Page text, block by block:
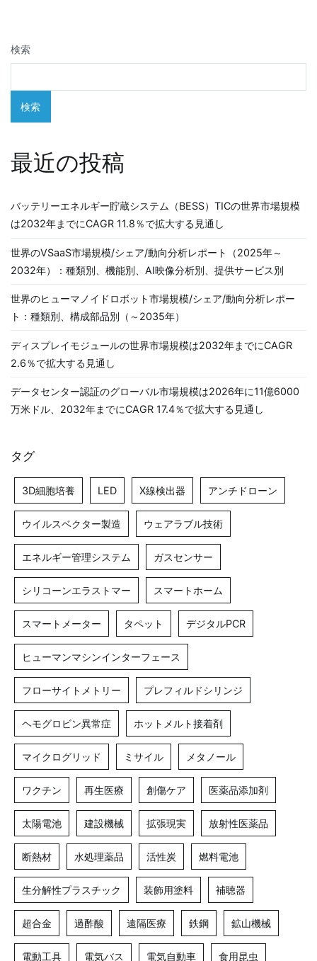
ー
シ
ョ
ン
検索
検索
最近の投稿
バッテリーエネルギー貯蔵システム（BESS）TICの世界市場規模
は2032年までにCAGR 11.8％で拡大する見通し
世界のVSaaS市場規模/シェア/動向分析レポート（2025年～
2032年）：種類別、機能別、AI映像分析別、提供サービス別
世界のヒューマノイドロボット市場規模/シェア/動向分析レポー
ト：種類別、構成部品別（～2035年）
ディスプレイモジュールの世界市場規模は2032年までにCAGR
2.6％で拡大する見通し
データセンター認証のグローバル市場規模は2026年に11億6000
万米ドル、2032年までにCAGR 17.4％で拡大する見通し
タグ
3D細胞培養 LED X線検出器 アンチドローン
ウイルスベクター製造 ウェアラブル技術
エネルギー管理システム ガスセンサー
シリコーンエラストマー スマートホーム
スマートメーター タペット デジタルPCR
ヒューマンマシンインターフェース
フローサイトメトリー プレフィルドシリンジ
ヘモグロビン異常症 ホットメルト接着剤
マイクログリッド ミサイル メタノール
ワクチン 再生医療 創傷ケア 医薬品添加剤
太陽電池 建設機械 拡張現実 放射性医薬品
断熱材 水処理薬品 活性炭 燃料電池
生分解性プラスチック 装飾用塗料 補聴器
超合金 過酢酸 遠隔医療 鉄鋼 鉱山機械
電動工具 電気バス 電気自動車 食用昆虫